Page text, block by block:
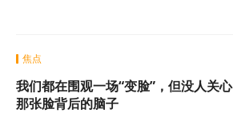
焦点
我们都在围观一场“变脸”，但没人关心
那张脸背后的脑子